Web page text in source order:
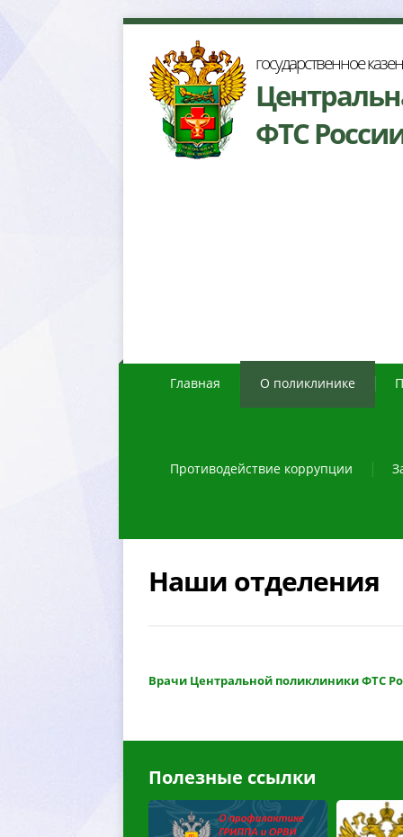
осударственное
ФТС
Главная О поликлинике
Противодействие коррупции
Наши отделения
рачи Центральной поликлиники ФТС
Полезные ссылки